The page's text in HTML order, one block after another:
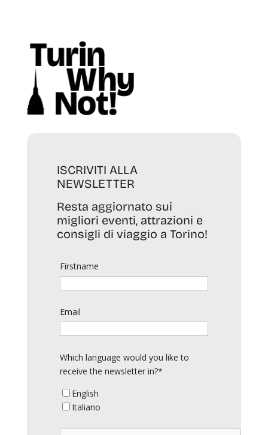
ISCRIVITI ALLA
NEWSLETTER
Resta aggiornato sui
migliori eventi, attrazioni e
consigli di viaggio a Torino!
Firstname
Email
Which language would you like to
receive the newsletter in?*
English
Italiano